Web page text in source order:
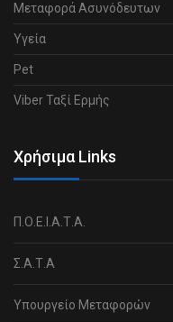
Μεταφορά Ασυνόδευτων
Υγεία
Pet
Viber Ταξί Ερμής
Χρήσιμα Links
Π.Ο.Ε.Ι.Α.Τ.Α.
Σ.Α.Τ.Α
Υπουργείο Μεταφορών